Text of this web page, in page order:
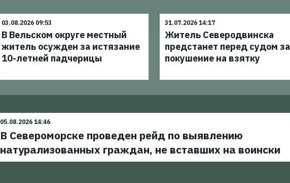
03.08.2026 09:53
В Вельском округе местный
житель осужден за истязание
10-летней падчерицы
31.07.2026 14:17
Житель Северодвинска
предстанет перед судом за
покушение на взятку
05.08.2026 14:46
В Североморске проведен рейд по выявлению
натурализованных граждан, не вставших на воински